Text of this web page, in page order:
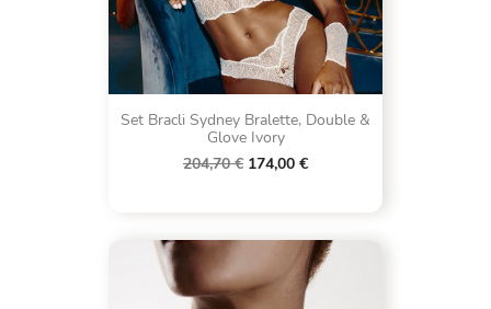
Set Bracli Sydney Bralette, Double &
Glove Ivory
204,70 € 174,00 €